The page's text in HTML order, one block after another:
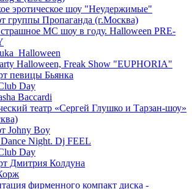
эротическое шоу "Неудержимые"
группы Пропаганда (г.Москва)
МС шоу в году. Halloween PRE-
Halloween, Freak Show "EUPHORIA"
певицы Бьянка
Day
Baccardi
театр «Сергей Глушко и Тарзан-шоу»
Johny Boy
Dance Night. Dj FEEL
Day
Дмитрия Колдуна
фирменного компакт диска -